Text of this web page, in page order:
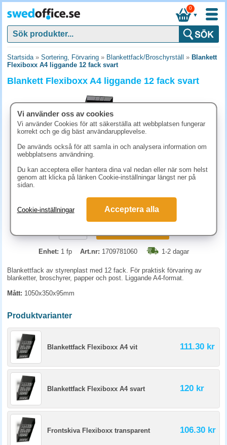
▼
0
Startsida» Sortering, Förvaring » Blankettfack/Broschyrställ » Blankett
Flexiboxx A4 liggande 12 fack svart
Blankett Flexiboxx A4 liggande 12 fack svart
1475 kr (inkl. moms)
Enhet: 1 fp Art.nr: 1709781060 1-2 dagar
Blankettfack av styrenplast med 12 fack. För praktisk förvaring av
blanketter, broschyrer, papper och post. Liggande A4-format.
Mått: 1050x350x95mm
Produktvarianter
Blankettfack Flexiboxx A4 vit 111.30 kr
Blankettfack Flexiboxx A4 svart 120 kr
Frontskiva Flexiboxx transparent 106.30 kr
Vi använder oss av cookies
Vi använder Cookies för att säkerställa att webbplatsen fungerar
korrekt och ge dig bäst användarupplevelse.
De används också för att samla in och analysera information om
webbplatsens användning.
Du kan acceptera eller hantera dina val nedan eller när som helst
genom att klicka på länken Cookie-inställningar längst ner på
sidan.
Cookie-inställningar Acceptera alla